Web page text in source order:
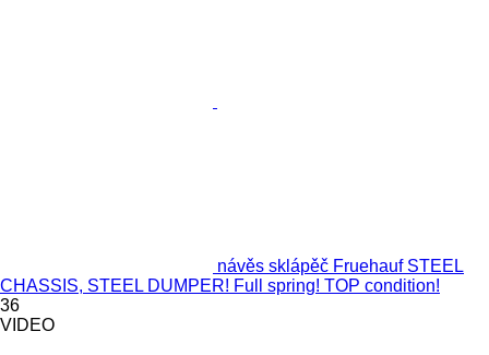
návěs sklápěč Fruehauf STEEL
CHASSIS, STEEL DUMPER! Full spring! TOP condition!
36
VIDEO